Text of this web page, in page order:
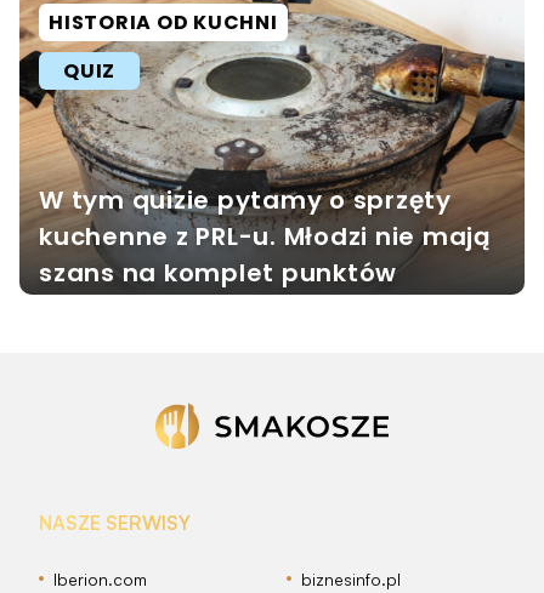
HISTORIA OD KUCHNI
QUIZ
W tym quizie pytamy o sprzęty
kuchenne z PRL-u. Młodzi nie mają
szans na komplet punktów
NASZE SERWISY
Iberion.com
biznesinfo.pl